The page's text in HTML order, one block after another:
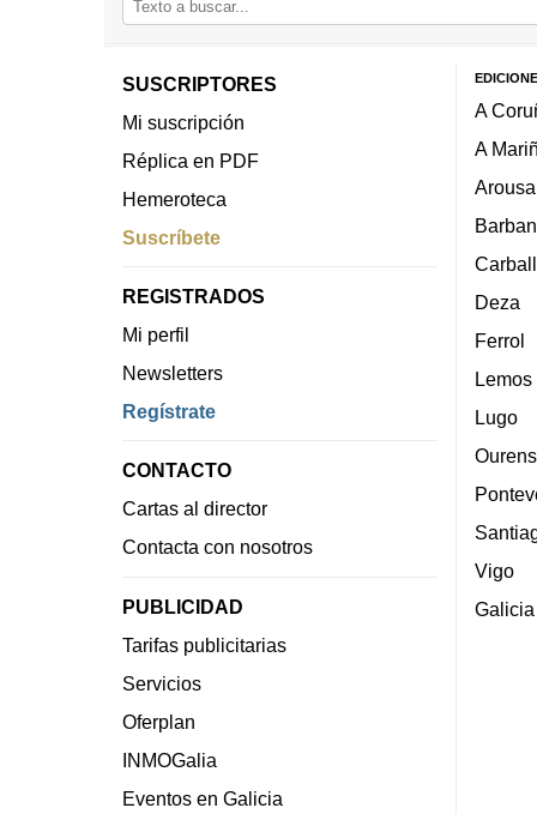
SUSCRIPTORES
Mi suscripción
Réplica en PDF
Hemeroteca
Suscríbete
REGISTRADOS
Mi perfil
Newsletters
Regístrate
CONTACTO
Cartas al director
Contacta con nosotros
PUBLICIDAD
Tarifas publicitarias
Servicios
Oferplan
INMOGalia
Eventos en Galicia
A
A
Arousa
Deza
Ferrol
Lemos
Lugo
Vigo